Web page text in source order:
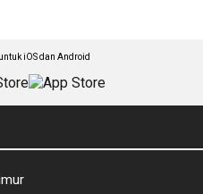
iOS dan Android